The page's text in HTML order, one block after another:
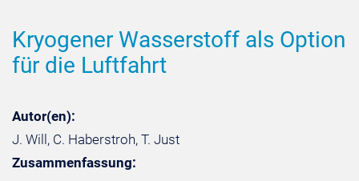
Kryogener Wasserstoff als Option
für die Luftfahrt
Autor(en):
J. Will, C. Haberstroh, T. Just
Zusammenfassung: